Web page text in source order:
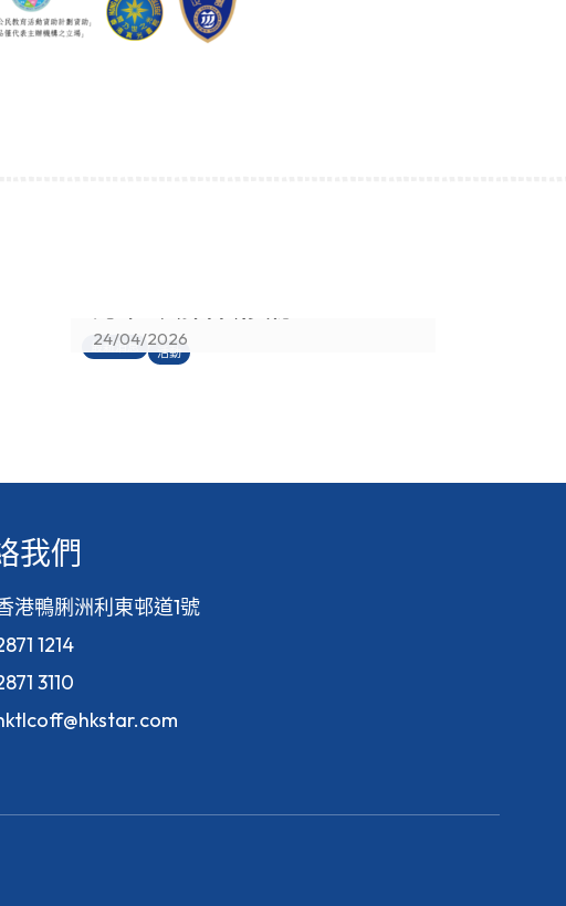
最新消息 活動
24/04/2026
我們
港鴨脷洲利東邨道1號
1214
3110